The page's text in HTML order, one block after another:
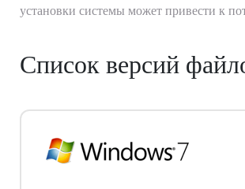
установки системы может привести к
Список версий